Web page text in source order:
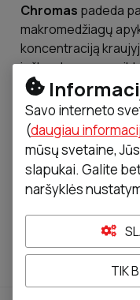
Chromas padeda
makromedžiagų
koncentraciją
ieško chromo
kasdienės mitybos
Chromas
Kaina Prekės
Savo interneto
(daugiau
mūsų svetaine,
slapukai. Galite
naršyklės
TIK